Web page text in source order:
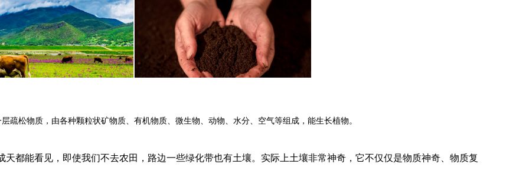
疏松物质，由各种颗粒状矿物质、有机物质、微生物、动物、水分、空气等组成，能生长植物。
都能看见，即使我们不去农田，路边一些绿化带也有土壤。实际上土壤非常神奇，它不仅仅是物质神奇、物质复